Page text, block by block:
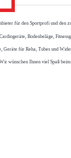
für den Sportprofi und den
Bodenbeläge,
Geräte für Reha, Tubes und
wünschen Ihnen viel Spaß